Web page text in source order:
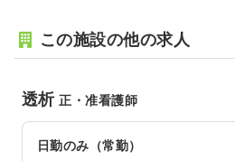
この施設の他の求人
透析正・准看護師
日勤のみ（常勤）